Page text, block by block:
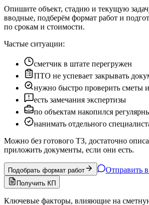
Опишите объект, стадию и текущую
вводные, подберём формат работ и
по срокам и стоимости.
Частые ситуации:
сметчик в штате перегружен
ПТО не успевает закрывать
нужно быстро проверить сметы
есть замечания экспертизы
по объектам накопился
нанимать отдельного
Можно без готового ТЗ, достаточно
приложить документы, если они есть.
Подобрать формат работ Отправить
Получить КП
Ключевые факторы, влияющие на